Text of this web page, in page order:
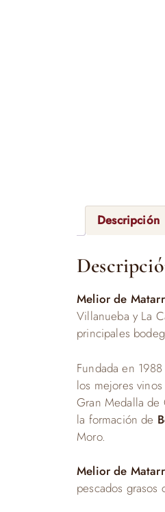
Descripción
Melior de
Villanueba y La
principales
Fundada en
los mejores
Gran Medalla de
la formación de
Moro.
Melior de
pescados